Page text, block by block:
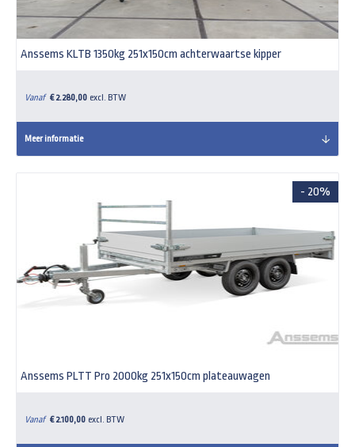
Anssems KLTB 1350kg 251x150cm achterwaartse kipper
Vanaf € 2.280,00 excl. BTW
Meer informatie
- 20%
Anssems PLTT Pro 2000kg 251x150cm plateauwagen
Vanaf € 2.100,00 excl. BTW